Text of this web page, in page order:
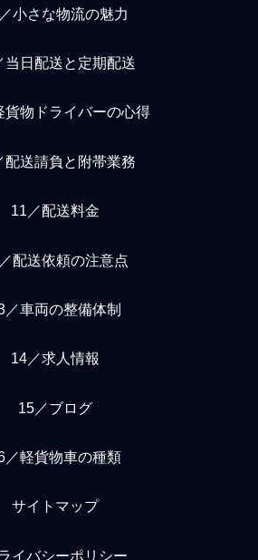
小さな物流の魅力
当日配送と定期配送
貨物ドライバーの心得
配送請負と附帯業務
11／配送料金
配送依頼の注意点
／車両の整備体制
14／求人情報
15／ブログ
／軽貨物車の種類
サイトマップ
イバシーポリシー